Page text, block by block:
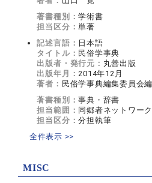
著書種別：学術書
担当区分：単著
記述言語： 日本語
タイトル： 民俗学事典
出版者・発行元： 丸善出版
出版年月：2014年12月
著者： 民俗学事典編集委員会編
著書種別：事典・辞書
担当範囲： 同郷者ネットワーク
担当区分：分担執筆
全件表示 >>
MISC